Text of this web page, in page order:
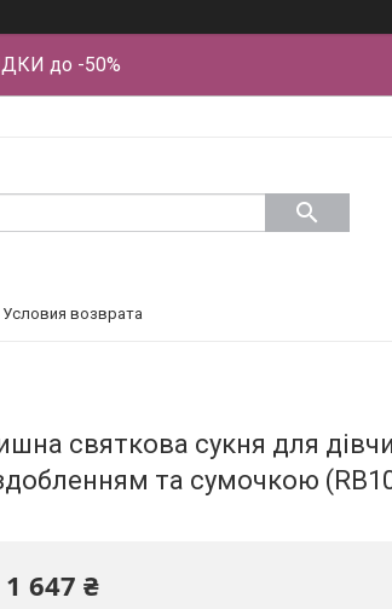
до -50%
Условия возврата
святкова сукня для
та сумочкою
1 647 ₴